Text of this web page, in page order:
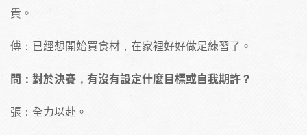
貴。
傅：已經想開始買食材，在家裡好好做足練習了。
問：對於決賽，有沒有設定什麼目標或自我期許？
張：全力以赴。